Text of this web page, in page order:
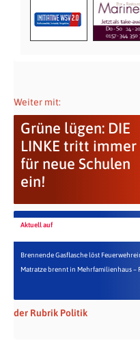
Weiter mit:
Grüne lügen: DIE
LINKE tritt immer
für neue Schulen
ein!
Aktuell auf
Brennende Gasflasche löst
Matratze brennt in Mehrfamilienhaus –
der Rubrik Politik